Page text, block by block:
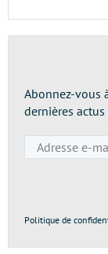
Abonnez-vous
dernières
Politique de